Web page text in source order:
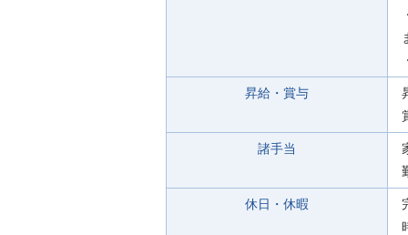
昇給・賞与
諸手当
休日・休暇